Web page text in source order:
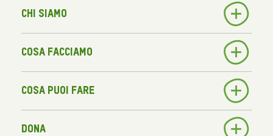
Chi siamo
Cosa facciamo
Cosa puoi fare
Dona